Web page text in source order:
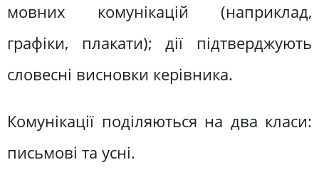
мовних комунікацій (наприклад,
графіки, плакати); дії підтверджують
словесні висновки керівника.
Комунікації поділяються на два класи:
письмові та усні.